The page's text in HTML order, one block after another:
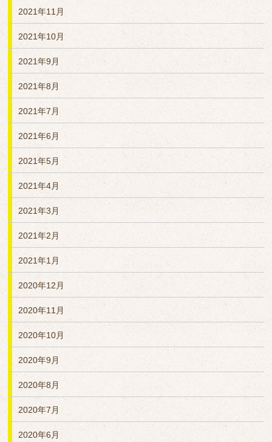
2021年11月
2021年10月
2021年9月
2021年8月
2021年7月
2021年6月
2021年5月
2021年4月
2021年3月
2021年2月
2021年1月
2020年12月
2020年11月
2020年10月
2020年9月
2020年8月
2020年7月
2020年6月